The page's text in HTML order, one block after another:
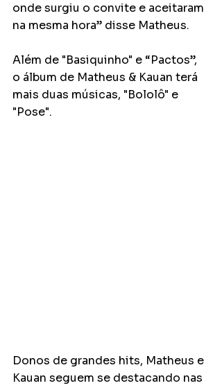
onde surgiu o convite e aceitaram
na mesma hora” disse Matheus.
Além de "Basiquinho" e “Pactos”,
o álbum de Matheus & Kauan terá
mais duas músicas, "Bololô" e
"Pose".
Donos de grandes hits, Matheus e
Kauan seguem se destacando nas